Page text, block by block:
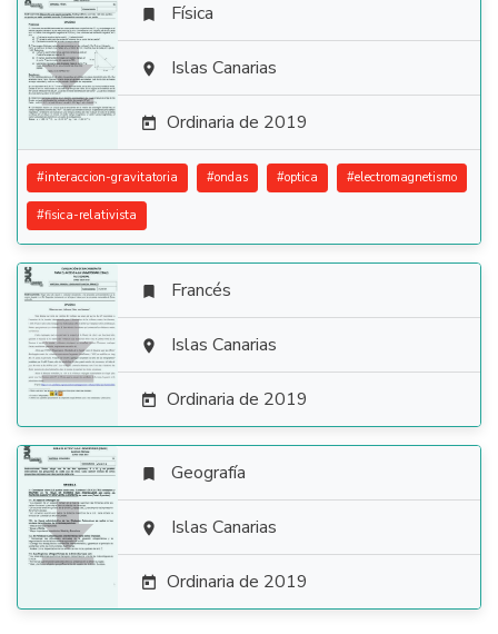

 Física
 Islas Canarias
 Ordinaria de 2019
#interaccion-gravitatoria #ondas #optica #electromagnetismo
#fisica-relativista

 Francés
 Islas Canarias
 Ordinaria de 2019

 Geografía
 Islas Canarias
 Ordinaria de 2019